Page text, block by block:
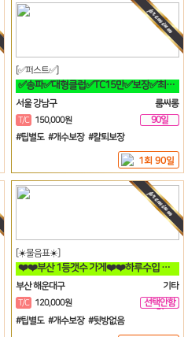
[✅퍼스트✅]
✅송파✅대형클럽✅TC15만✅보장✅최소5개✅송파✅방이✅잠실✅석촌✅강남✅역삼
서울 강남구
룸싸롱
T/C 150,000원
90일
#팁별도 #개수보장 #칼퇴보장
1회 90일
[☀️물음표☀️]
❤️❤️부산 1등갯수 가게❤️❤️하루수입 고수익 가능❤️❤️
부산 해운대구
기타
T/C 120,000원
선택안함
일
#팁별도 #개수보장 #뒷방없음